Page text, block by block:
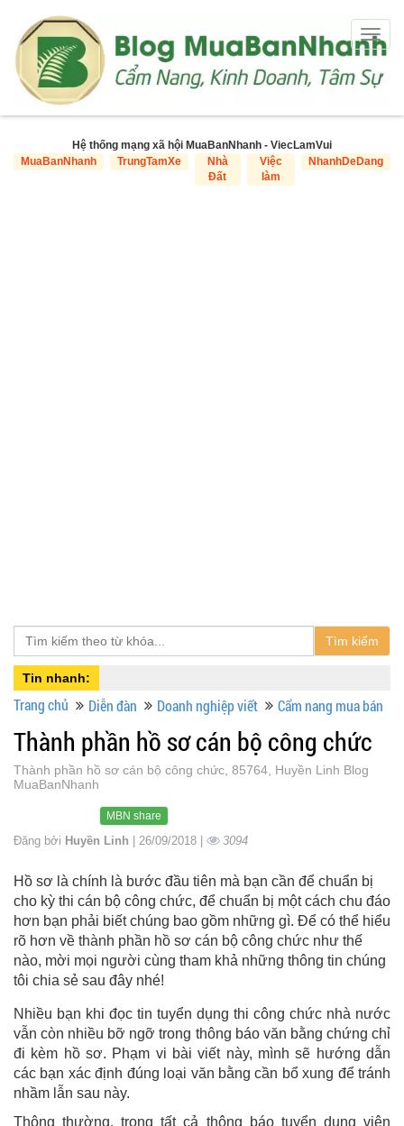
Hệ thống mạng xã hội MuaBanNhanh - ViecLamVui
MuaBanNhanh
TrungTamXe
Nhà
Đất
Việc
làm
NhanhDeDang
Tìm kiếm
Tin nhanh:
Trang chủ Diễn đàn Doanh nghiệp viết Cẩm nang mua bán
Thành phần hồ sơ cán bộ công chức
Thành phần hồ sơ cán bộ công chức, 85764, Huyền Linh Blog
MuaBanNhanh
MBN share
Đăng bởi Huyền Linh | 26/09/2018 | 3094
Hồ sơ là chính là bước đầu tiên mà bạn cần để chuẩn bị
cho kỳ thi cán bộ công chức, để chuẩn bị một cách chu đáo
hơn bạn phải biết chúng bao gồm những gì. Để có thể hiểu
rõ hơn về thành phần hồ sơ cán bộ công chức như thế
nào, mời mọi người cùng tham khả những thông tin chúng
tôi chia sẻ sau đây nhé!
Nhiều bạn khi đọc tin tuyển dụng thi công chức nhà nước
vẫn còn nhiều bỡ ngỡ trong thông báo văn bằng chứng chỉ
đi kèm hồ sơ. Phạm vi bài viết này, mình sẽ hướng dẫn
các bạn xác định đúng loại văn bằng cần bổ xung để tránh
nhầm lẫn sau này.
Thông thường, trong tất cả thông báo tuyển dụng viên